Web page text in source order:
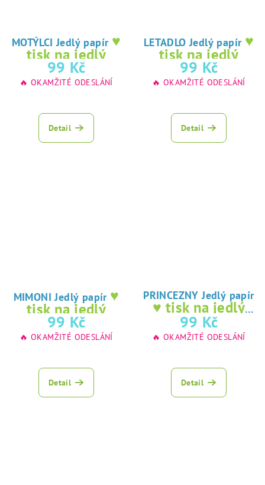
MOTÝLCI Jedlý papír ♥
tisk na jedlý
papír
99 Kč
🔥 OKAMŽITÉ ODESLÁNÍ
Detail
LETADLO Jedlý papír ♥
tisk na jedlý
papír
99 Kč
🔥 OKAMŽITÉ ODESLÁNÍ
Detail
MIMONI Jedlý papír ♥
tisk na jedlý
papír
99 Kč
🔥 OKAMŽITÉ ODESLÁNÍ
Detail
PRINCEZNY Jedlý papír
♥ tisk na jedlý
papír
99 Kč
🔥 OKAMŽITÉ ODESLÁNÍ
Detail